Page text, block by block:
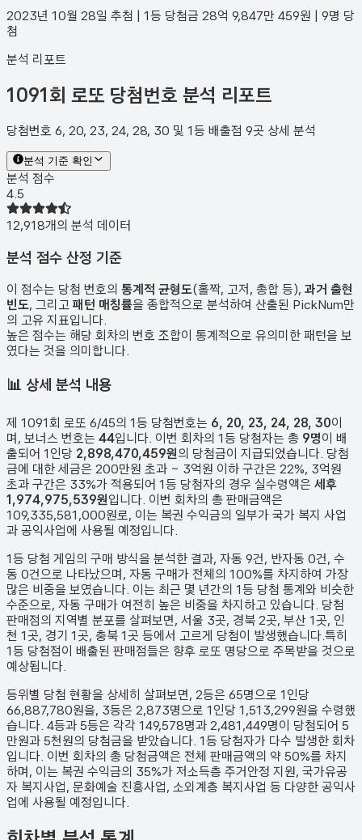
2023년 10월 28일 추첨 | 1등 당첨금 28억 9,847만 459원 | 9명 당
첨
분석 리포트
1091회 로또 당첨번호 분석 리포트
당첨번호 6, 20, 23, 24, 28, 30 및 1등 배출점 9곳 상세 분석
분석 기준 확인
분석 점수
4.5
12,918개의 분석 데이터
분석 점수 산정 기준
이 점수는 당첨 번호의 통계적 균형도(홀짝, 고저, 총합 등), 과거 출현
빈도, 그리고 패턴 매칭률을 종합적으로 분석하여 산출된 PickNum만
의 고유 지표입니다.
높은 점수는 해당 회차의 번호 조합이 통계적으로 유의미한 패턴을 보
였다는 것을 의미합니다.
📊 상세 분석 내용
제 1091회 로또 6/45의 1등 당첨번호는 6, 20, 23, 24, 28, 30이
며, 보너스 번호는 44입니다. 이번 회차의 1등 당첨자는 총 9명이 배
출되어 1인당 2,898,470,459원의 당첨금이 지급되었습니다. 당첨
금에 대한 세금은 200만원 초과 ~ 3억원 이하 구간은 22%, 3억원
초과 구간은 33%가 적용되어 1등 당첨자의 경우 실수령액은 세후
1,974,975,539원입니다. 이번 회차의 총 판매금액은
109,335,581,000원로, 이는 복권 수익금의 일부가 국가 복지 사업
과 공익사업에 사용될 예정입니다.
1등 당첨 게임의 구매 방식을 분석한 결과, 자동 9건, 반자동 0건, 수
동 0건 으로 나타났으며, 자동 구매가 전체의 100%를 차지하여 가장
많은 비중을 보였습니다. 이는 최근 몇 년간의 1등 당첨 통계와 비슷한
수준으로, 자동 구매가 여전히 높은 비중을 차지하고 있습니다. 당첨
판매점의 지역별 분포를 살펴보면, 서울 3곳, 경북 2곳, 부산 1곳, 인
천 1곳, 경기 1곳, 충북 1곳 등에서 고르게 당첨이 발생했습니다. 특히
1등 당첨점이 배출된 판매점들은 향후 로또 명당으로 주목받을 것으로
예상됩니다.
등위별 당첨 현황을 상세히 살펴보면, 2등은 65명으로 1인당
66,887,780원을, 3등은 2,873명으로 1인당 1,513,299원을 수령했
습니다. 4등과 5등은 각각 149,578명과 2,481,449명이 당첨되어 5
만원과 5천원의 당첨금을 받았습니다. 1등 당첨자가 다수 발생한 회차
입니다. 이번 회차의 총 당첨금액은 전체 판매금액의 약 50%를 차지
하며, 이는 복권 수익금의 35%가 저소득층 주거안정 지원, 국가유공
자 복지사업, 문화예술 진흥사업, 소외계층 복지사업 등 다양한 공익사
업에 사용될 예정입니다.